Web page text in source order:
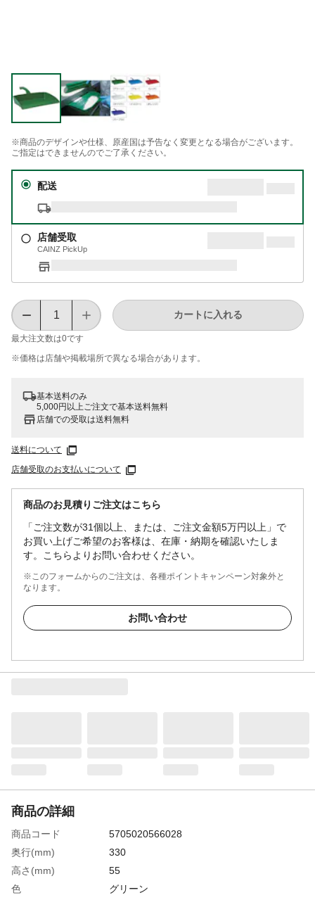
※商品のデザインや仕様、原産国は予告なく変更となる場合がございます。
ご指定はできませんのでご了承ください。
配送
店舗受取
CAINZ PickUp
最大注文数は0です
カートに入れる
※価格は​店舗や​掲載場所で​異なる​場合が​あります。
基本送料のみ
5,000円以上ご注文で基本送料無料
店舗での受取は送料無料
送料について
店舗受取のお支払いについて
商品のお見積りご注文はこちら
「ご注文数が31個以上、または、ご注文金額5万円以上」で
お買い上げご希望のお客様は、在庫・納期を確認いたしま
す。こちらよりお問い合わせください。
※このフォームからのご注文は、各種ポイントキャンペーン対象外と
なります。
お問い合わせ
商品の詳細
商品コード
5705020566028
奥行(mm)
330
高さ(mm)
55
色
グリーン